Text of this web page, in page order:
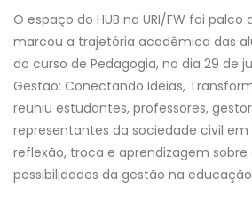
O espaço do HUB na URI/FW foi
marcou a trajetória acadêmica das
do curso de Pedagogia, no dia 29 de
Gestão: Conectando Ideias,
reuniu estudantes, professores,
representantes da sociedade civil
reflexão, troca e aprendizagem sobre
possibilidades da gestão na